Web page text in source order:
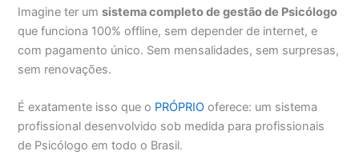
Imagine ter umsistema completo de gestão de Psicólogo
que funciona 100% offline, sem depender de internet, e
com pagamento único. Sem mensalidades, sem surpresas,
sem renovações.
É exatamente isso que o PRÓPRIO oferece: um sistema
profissional desenvolvido sob medida para profissionais
de Psicólogo em todo o Brasil.